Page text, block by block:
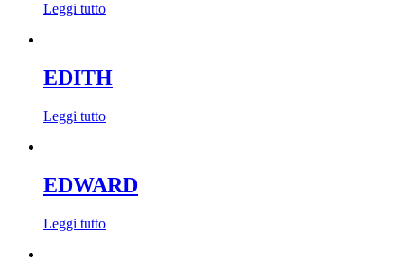
Leggi tutto
EDITH
Leggi tutto
EDWARD
Leggi tutto